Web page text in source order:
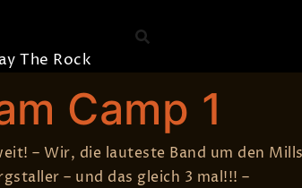
The Rock
7. JULI 2012
Camp 1
– Wir, die lauteste Band um den
– und das gleich 3 mal!!! –